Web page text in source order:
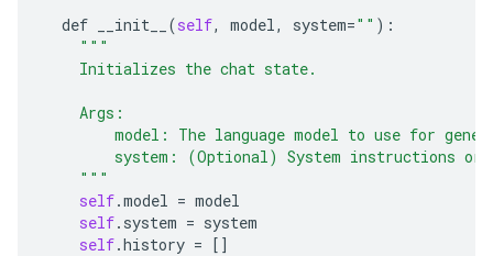
def __init__ (self, model, system="" ):
"""
    Initializes the chat state.
    Args:
model: The language model to use for
system: (Optional) System instructions or
    """
self.model = model
self. system = system
self.history = []